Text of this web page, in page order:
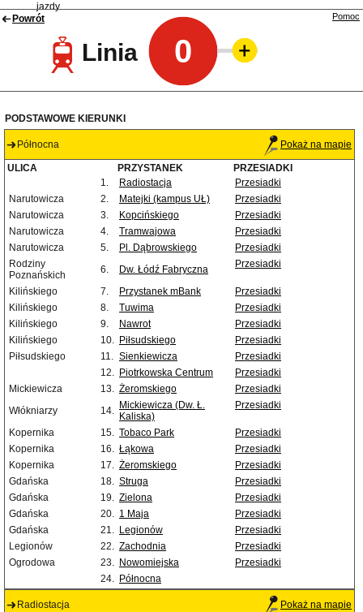
jazdy
Powrót
Linia 0
Pomoc
PODSTAWOWE KIERUNKI
Północna Pokaż na mapie
ULICA PRZYSTANEK
PRZESIADKI
1.
Radiostacja
Przesiadki
Narutowicza
2. Matejki (kampus UŁ)
Przesiadki
Narutowicza
3. Kopcińskiego
Przesiadki
Narutowicza
4. Tramwajowa
Przesiadki
Narutowicza
5. Pl. Dąbrowskiego
Przesiadki
Rodziny
Poznańskich
6. Dw. Łódź Fabryczna Przesiadki
Kilińskiego 7. Przystanek mBank
Przesiadki
Kilińskiego
8. Tuwima
Przesiadki
Kilińskiego
9. Nawrot
Przesiadki
Kilińskiego
10. Piłsudskiego
Przesiadki
Piłsudskiego
11. Sienkiewicza
Przesiadki
12. Piotrkowska Centrum
Przesiadki
Mickiewicza
13. Żeromskiego
Przesiadki
Włókniarzy
14. Mickiewicza (Dw. Ł.
Kaliska)
Przesiadki
Kopernika 15. Tobaco Park
Przesiadki
Kopernika
16. Łąkowa
Przesiadki
Kopernika
17. Żeromskiego
Przesiadki
Gdańska
18. Struga
Przesiadki
Gdańska
19. Zielona
Przesiadki
Gdańska
20. 1 Maja
Przesiadki
Gdańska
21. Legionów
Przesiadki
Legionów
22. Zachodnia
Przesiadki
Ogrodowa
23. Nowomiejska
Przesiadki
24. Północna
Radiostacja Pokaż na mapie